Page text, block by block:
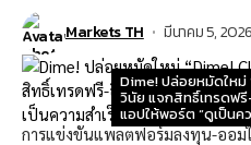
Markets TH มีนาคม 5, 2026
Dime! ปล่อยหมัดใหม่
วินัย แจกสิทธิ์เทรดฟ
แอปให้พอร์ต “ดูเป็นค
การแข่งขันแพลตฟอร์มลงทุน-ออม